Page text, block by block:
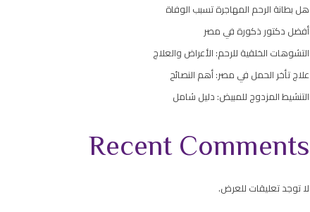
هل بطانة الرحم المهاجرة تسبب الوفاة
أفضل دكتور ذكورة في مصر
التشوهات الخلقية للرحم: الأعراض والعلاج
علاج تأخر الحمل في مصر: أهم النصائح
التنشيط المزدوج للمبيض: دليل شامل
Recent Comments
لا توجد تعليقات للعرض.